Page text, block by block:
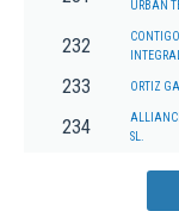
URBAN
232
233 ORTIZ
234
SL.